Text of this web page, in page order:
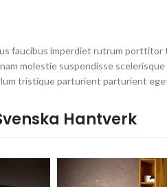
faucibus imperdiet rutrum
molestie suspendisse
tristique parturient parturient
Hantverk